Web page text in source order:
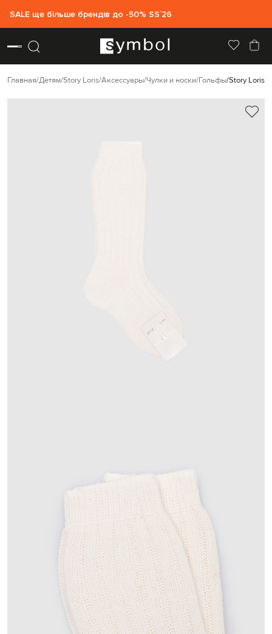
SALE ще більше брендів до -50% SS`26
Главная Детям Story Loris Аксессуары Чулки и носки Гольфы Story Loris